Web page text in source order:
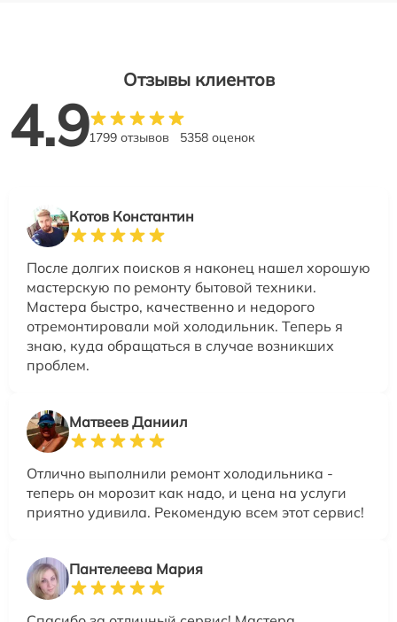
Отзывы клиентов
4.91799 отзывов 5358 оценок
Котов Константин
После долгих поисков я наконец нашел хорошую
мастерскую по ремонту бытовой техники.
Мастера быстро, качественно и недорого
отремонтировали мой холодильник. Теперь я
знаю, куда обращаться в случае возникших
проблем.
Матвеев Даниил
Отлично выполнили ремонт холодильника -
теперь он морозит как надо, и цена на услуги
приятно удивила. Рекомендую всем этот сервис!
Пантелеева Мария